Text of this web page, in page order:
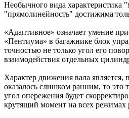
Необычного вида характеристика
"прямолинейность" достижима
«Адаптивное» означает умение
«Пентиума» в багажнике блок
точностью не только угол его
взаимодействия отдельных
Характер движения вала
оказалось слишком ранним, то это
угол опережения будет
крутящий момент на всех режимах